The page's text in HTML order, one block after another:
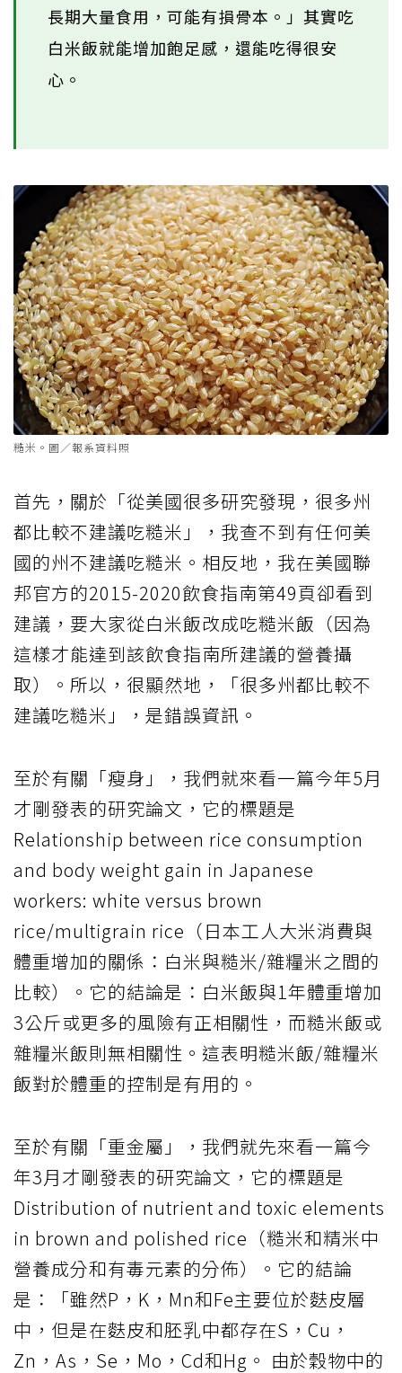
長期大量食用，可能有損骨本。」其實吃
白米飯就能增加飽足感，還能吃得很安
心。
糙米。圖／報系資料照
首先，關於「從美國很多研究發現，很多州
都比較不建議吃糙米」，我查不到有任何美
國的州不建議吃糙米。相反地，我在美國聯
邦官方的2015-2020飲食指南第49頁卻看到
建議，要大家從白米飯改成吃糙米飯（因為
這樣才能達到該飲食指南所建議的營養攝
取）。所以，很顯然地，「很多州都比較不
建議吃糙米」，是錯誤資訊。
至於有關「瘦身」，我們就來看一篇今年5月
才剛發表的研究論文，它的標題是
Relationship between rice consumption
and body weight gain in Japanese
workers: white versus brown
rice/multigrain rice（日本工人大米消費與
體重增加的關係：白米與糙米/雜糧米之間的
比較）。它的結論是：白米飯與1年體重增加
3公斤或更多的風險有正相關性，而糙米飯或
雜糧米飯則無相關性。這表明糙米飯/雜糧米
飯對於體重的控制是有用的。
至於有關「重金屬」，我們就先來看一篇今
年3月才剛發表的研究論文，它的標題是
Distribution of nutrient and toxic elements
in brown and polished rice（糙米和精米中
營養成分和有毒元素的分佈）。它的結論
是：「雖然P，K，Mn和Fe主要位於麩皮層
中，但是在麩皮和胚乳中都存在S，Cu，
Zn，As，Se，Mo，Cd和Hg。 由於穀物中的